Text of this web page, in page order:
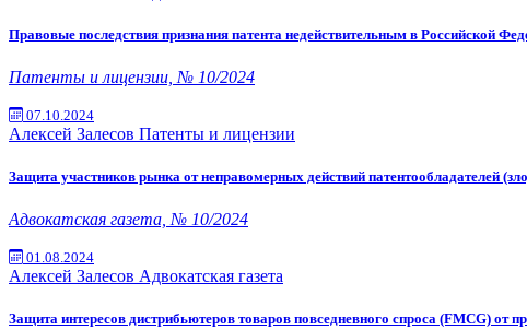
Правовые последствия признания патента недействительным в Российской
Патенты и лицензии, № 10/2024
07.10.2024
Алексей Залесов Патенты и лицензии
Защита участников рынка от неправомерных действий патентообладателей
Адвокатская газета, № 10/2024
01.08.2024
Алексей Залесов Адвокатская газета
Защита интересов дистрибьютеров товаров повседневного спроса (FMCG) от